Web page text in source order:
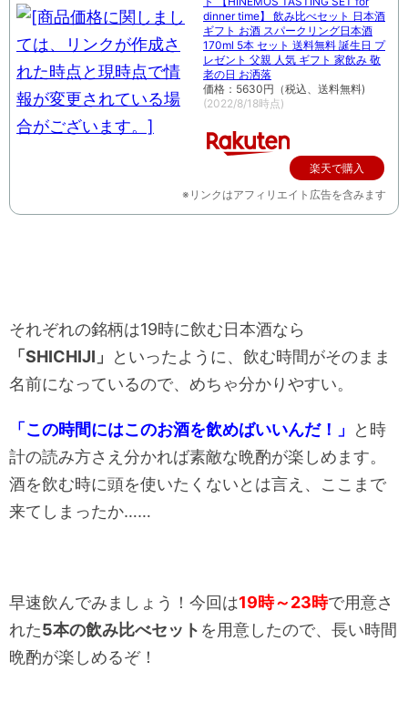
dinner time】 飲み比べセット 日本酒
ギフト お酒 スパークリング日本酒
170ml 5本 セット 送料無料 誕生日 プ
レゼント 父親 人気 ギフト 家飲み 敬
老の日 お洒落
価格：5630円（税込、送料無料)
(2022/8/18時点)
楽天で購入
※リンクはアフィリエイト広告を含みます
それぞれの銘柄は19時に飲む日本酒なら
「SHICHIJI」
といったように、飲む時間がそのまま
名前になっているので、めちゃ分かりやすい。
「この時間にはこのお酒を飲めばいいんだ！」
と時
計の読み方さえ分かれば素敵な晩酌が楽しめます。
酒を飲む時に頭を使いたくないとは言え、ここまで
来てしまったか……
早速飲んでみましょう！今回は19時～23時で用意さ
れた5本の飲み比べセット を用意したので、長い時間
晩酌が楽しめるぞ！